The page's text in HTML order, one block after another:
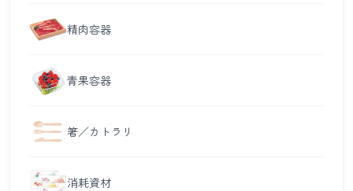
精肉容器
青果容器
箸／カトラリ
消耗資材